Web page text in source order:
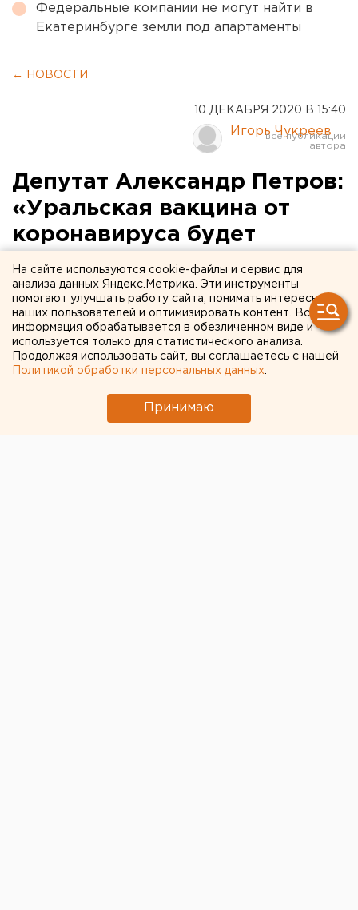
Федеральные компании не могут найти в
Екатеринбурге земли под апартаменты
← НОВОСТИ
10 ДЕКАБРЯ 2020 В 15:40
Игорь Чукреев
Депутат Александр Петров:
«Уральская вакцина от
коронавируса будет
формировать иммунитет на
год»
На сайте используются cookie-файлы и сервис для
анализа данных Яндекс.Метрика. Эти инструменты
помогают улучшать работу сайта, понимать интересы
наших пользователей и оптимизировать контент. Вся
информация обрабатывается в обезличенном виде и
используется только для статистического анализа.
Продолжая использовать сайт, вы соглашаетесь с нашей
Политикой обработки персональных данных
Принимаю